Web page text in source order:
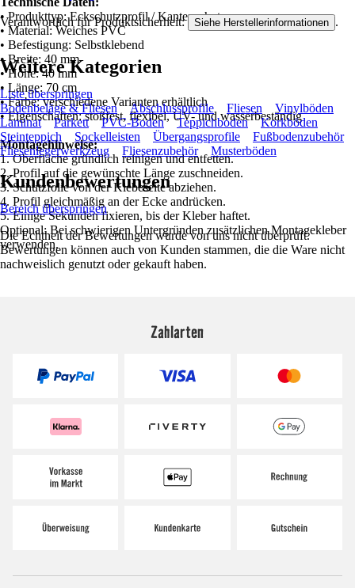
• Produkttyp: Eckschutzprofil / Kantenschutz
• Material: Weiches PVC
• Befestigung: Selbstklebend
• Breite: 40 mm
• Höhe: 40 mm
• Länge: 70 cm
• Farbe: verschiedene Varianten erhältlich
• Eigenschaften: stoßfest, flexibel, UV- und wasserbeständig
Montagehinweise:
1. Oberfläche gründlich reinigen und entfetten.
2. Profil auf die gewünschte Länge zuschneiden.
3. Schutzfolie von der Klebeseite abziehen.
4. Profil gleichmäßig an der Ecke andrücken.
5. Einige Sekunden fixieren, bis der Kleber haftet.
Optional: Bei schwierigen Untergründen zusätzlichen Montagekleber
verwenden.
Verantwortlich für Produktsicherheit: Siehe Herstellerinformationen .
Weitere Kategorien
Liste überspringen
Bodenbeläge & Fliesen
Abschlussprofile Fliesen
Vinylböden
Laminat
Parkett PVC-Boden Teppichboden
Korkböden
Steinteppich
Sockelleisten Übergangsprofile
Fußbodenzubehör
Fliesenlegerwerkzeug
Fliesenzubehör Musterböden
Kundenbewertungen
Bereich überspringen
Die Echtheit der Bewertungen wurde von uns nicht überprüft.
Bewertungen können auch von Kunden stammen, die die Ware nicht
nachweislich genutzt oder gekauft haben.
Zahlarten